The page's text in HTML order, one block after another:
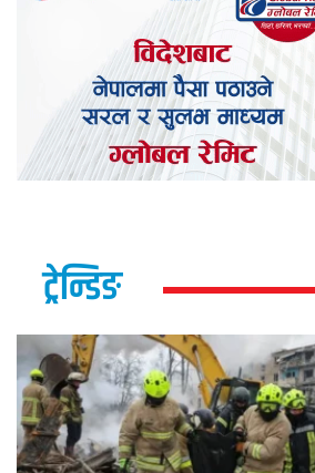
ट्रेन्डिङ